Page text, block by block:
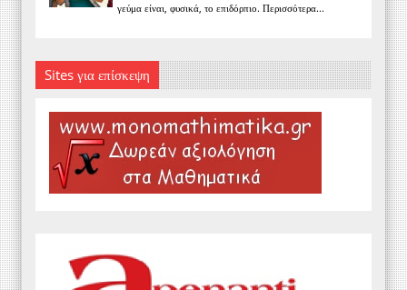
γεύμα είναι, φυσικά, το επιδόρπιο. Περισσότερα...
Sites για επίσκεψη